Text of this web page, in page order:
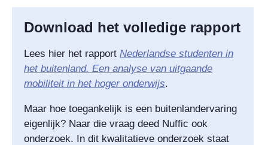
Download het volledige rapport
Lees hier het rapport Nederlandse studenten in
het buitenland. Een analyse van uitgaande
mobiliteit in het hoger onderwijs.
Maar hoe toegankelijk is een buitenlandervaring
eigenlijk? Naar die vraag deed Nuffic ook
onderzoek. In dit kwalitatieve onderzoek staat